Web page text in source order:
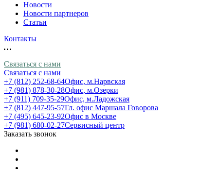
Новости
Новости партнеров
Статьи
Контакты
Связаться с нами
Связаться с нами
+7 (812) 252-68-64Офис, м.Нарвская
+7 (981) 878-30-28Офис, м.Озерки
+7 (911) 709-35-29Офис, м.Ладожская
+7 (812) 447-95-57Гл. офис Маршала Говорова
+7 (495) 645-23-92Офис в Москве
+7 (981) 680-02-27Сервисный центр
Заказать звонок